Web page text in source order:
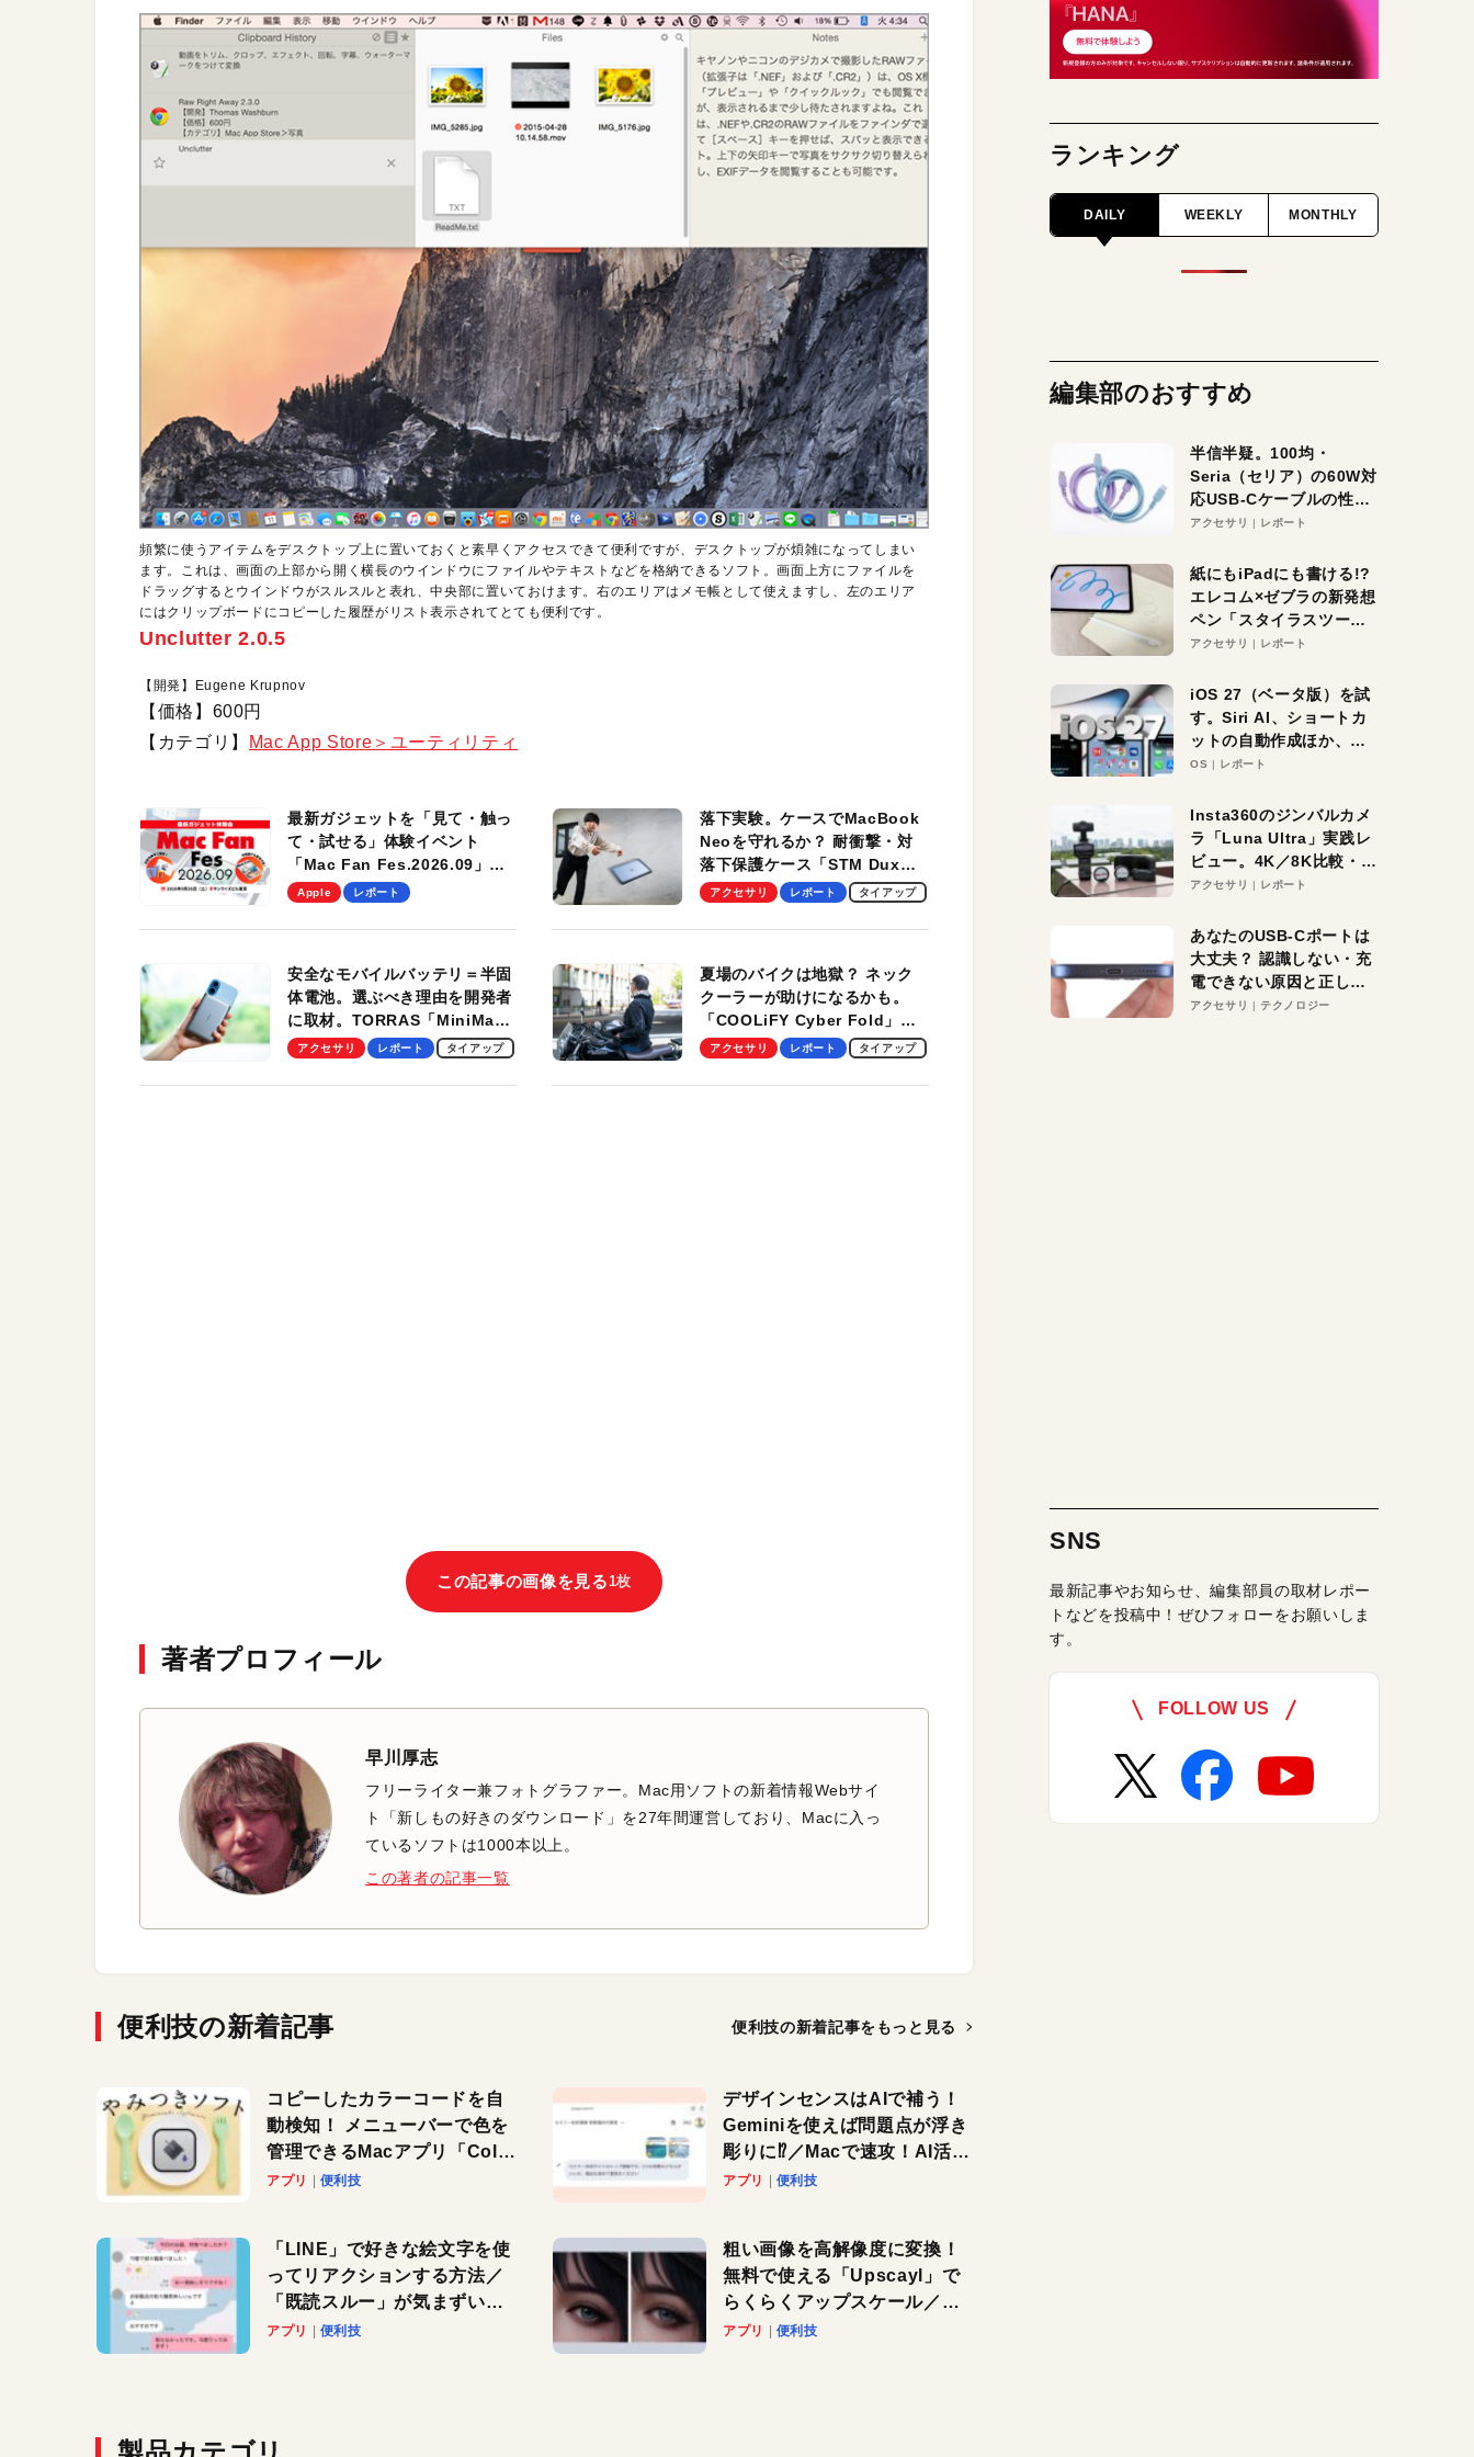
頻繁に使うアイテムをデスクトップ上に置いておくと素早くアクセスできて便利ですが、デスクトップが煩雑になってしまい
ます。これは、画面の上部から開く横長のウインドウにファイルやテキストなどを格納できるソフト。画面上方にファイルを
ドラッグするとウインドウがスルスルと表れ、中央部に置いておけます。右のエリアはメモ帳として使えますし、左のエリア
にはクリップボードにコピーした履歴がリスト表示されてとても便利です。
Unclutter 2.0.5
【開発】Eugene Krupnov
【価格】600円
【カテゴリ】
Mac App Store＞ユーティリティ
最新ガジェットを「見て・触っ
て・試せる」体験イベント
「Mac Fan Fes.2026.09」
を、9月26日（土）に開催しま
Apple レポート
落下実験。ケースでMacBook
Neoを守れるか？ 耐衝撃・対
落下保護ケース「STM Dux
Ultra」を検証。学生、ビジネ
適！
アクセサリ レポート タイアップ
安全なモバイルバッテリ＝半固
体電池。選ぶべき理由を開発者
に取材。TORRAS「MiniMag
Pro」の実機レビューも
アクセサリ レポート タイアップ
夏場のバイクは地獄？ ネック
クーラーが助けになるかも。
「COOLiFY Cyber Fold」レ
ビュー。冷却の速さ、密着する
性がグッド！
アクセサリ レポート タイアップ
この記事の画像を見る 1枚
著者プロフィール
早川厚志
フリーライター兼フォトグラファー。Mac用ソフトの新着情報Webサイ
ト「新しもの好きのダウンロード」を27年間運営しており、Macに入っ
ているソフトは1000本以上。
この著者の記事一覧
便利技の新着記事 便利技の新着記事をもっと見る
コピーしたカラーコードを自
動検知！ メニューバーで色を
管理できるMacアプリ「Color
Copy Bucket」
アプリ 便利技
デザインセンスはAIで補う！
Geminiを使えば問題点が浮き
彫りに⁉︎／Macで速攻！AI活用
テク
アプリ 便利技
「LINE」で好きな絵文字を使
ってリアクションする方法／
「既読スルー」が気まずいと
きに便利です！
アプリ 便利技
粗い画像を高解像度に変換！
無料で使える「Upscayl」で
らくらくアップスケール／
Macで速攻！AI活用テク
アプリ 便利技
ランキング
DAILY WEEKLY MONTHLY
編集部のおすすめ
半信半疑。100均・
Seria（セリア）の60W対
応USB-Cケーブルの性能
を検証。超コスパの1本を
アクセサリ レポート
紙にもiPadにも書ける!?
エレコム×ゼブラの新発想
ペン「スタイラスツーウ
ェイ」レビュー。持ち替
アクセサリ レポート
iOS 27（ベータ版）を試
す。Siri AI、ショートカ
ットの自動作成ほか、期
待大の便利機能5選。
る未来はすぐそこ！
OS レポート
Insta360のジンバルカメ
ラ「Luna Ultra」実践レ
ビュー。4K／8K比較・ズ
ーム・夜間撮影をチェッ
アクセサリ レポート
あなたのUSB-Cポートは
大丈夫？ 認識しない・充
電できない原因と正しい
対策
アクセサリ テクノロジー
SNS
最新記事やお知らせ、編集部員の取材レポー
トなどを投稿中！ぜひフォローをお願いしま
す。
FOLLOW US